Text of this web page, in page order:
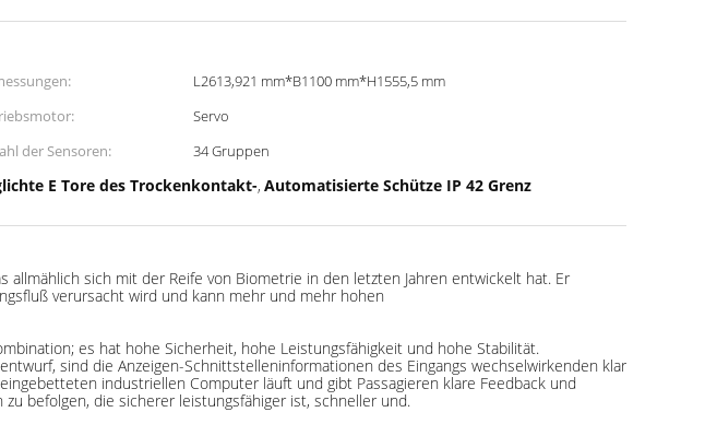
L2613,921 mm*B1100 mm*H1555,5 mm
Servo
der Sensoren:
34 Gruppen
E Tore des Trockenkontakt-, Automatisierte Schütze IP 42 Grenz
sich mit der Reife von Biometrie in den letzten Jahren entwickelt hat. Er
verursacht wird und kann mehr und mehr hohen
es hat hohe Sicherheit, hohe Leistungsfähigkeit und hohe Stabilität.
sind die Anzeigen-Schnittstelleninformationen des Eingangs wechselwirkenden klar
industriellen Computer läuft und gibt Passagieren klare Feedback und
befolgen, die sicherer leistungsfähiger ist, schneller und.